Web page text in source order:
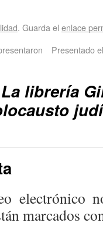
. Guarda el enlace
Presentado
La librería
electrónico
marcados